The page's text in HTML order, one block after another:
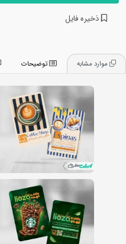
ذخیره فایل
توضیحات